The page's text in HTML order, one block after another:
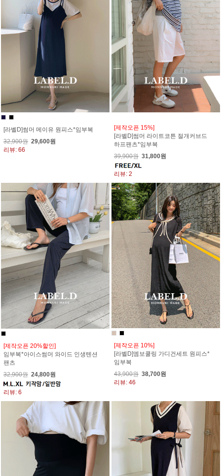
[라벨D]썸머 메이유 원피스*임부복
32,900원 29,600원
리뷰: 66
[제작오픈 15%]
[라벨D]썸머 라이트코튼 절개커브드
하프팬츠*임부복
39,900원 31,800원
리뷰: 2
[제작오픈 20%할인]
임부복*아이스썸머 와이드 인생텐션
팬츠
32,900원 24,800원
리뷰: 6
[제작오픈 10%]
[라벨D]엠보쿨링 가디건세트 원피스*
임부복
43,900원 38,700원
리뷰: 46